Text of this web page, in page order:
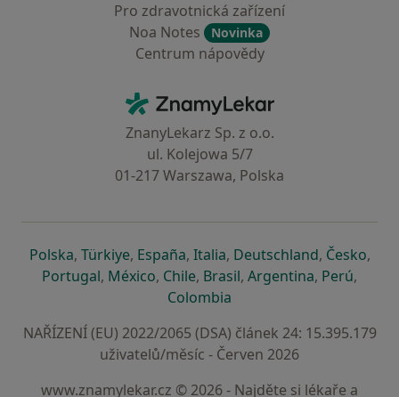
Pro zdravotnická zařízení
Noa Notes
Novinka
Centrum nápovědy
ZnamyLekar - Hlavní stránka
ZnanyLekarz Sp. z o.o.
ul. Kolejowa 5/7
01-217 Warszawa, Polska
Polskase otevře v nové záložce
, Türkiyese otevře v nové záložce
, Españase otevře v nové záložce
, Italiase otevře v nové záložce
, Deutschlandse otevře v
, Českose
,
Portugalse otevře v nové záložce
, Méxicose otevře v nové záložce
, Chilese otevře v nové záložce
, Brasilse otevře v nové
, Argentinase otevře v
, Perúse
,
Colombia
NAŘÍZENÍ (EU) 2022/2065 (DSA) článek 24: 15.395.179
uživatelů/měsíc - Červen 2026
www.znamylekar.cz © 2026 - Najděte si lékaře a